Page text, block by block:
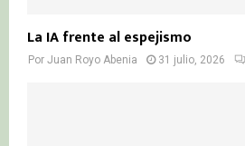
La IA frente al espejismo
Por Juan Royo Abenia 31 julio, 2026